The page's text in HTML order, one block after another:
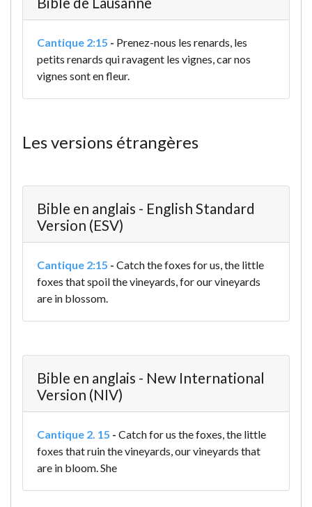
Cantique 2:15 - Prenez-nous les renards, les
petits renards qui ravagent les vignes, car nos
vignes sont en fleur.
Les versions étrangères
Bible en anglais - English Standard
Version (ESV)
Cantique 2:15 - Catch the foxes for us,the little
foxes that spoil the vineyards,for our vineyards
are in blossom.
Bible en anglais - New International
Version (NIV)
Cantique 2. 15 - Catch for us the foxes,the little
foxes that ruin the vineyards,our vineyards that
are in bloom.She